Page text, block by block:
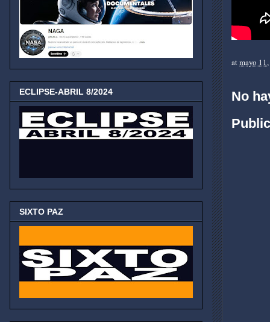
atmayo
No
ECLIPSE-ABRIL 8/2024
SIXTO PAZ